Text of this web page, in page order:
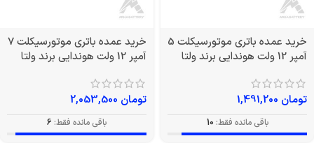
خرید عمده باتری موتورسیکلت 5
آمپر 12 ولت هوندایی برند ولتا
تومان
باقی مانده فقط: 10
خرید عمده باتری موتورسیکلت 7
آمپر 12 ولت هوندایی برند ولتا
تومان
باقی مانده فقط: 6